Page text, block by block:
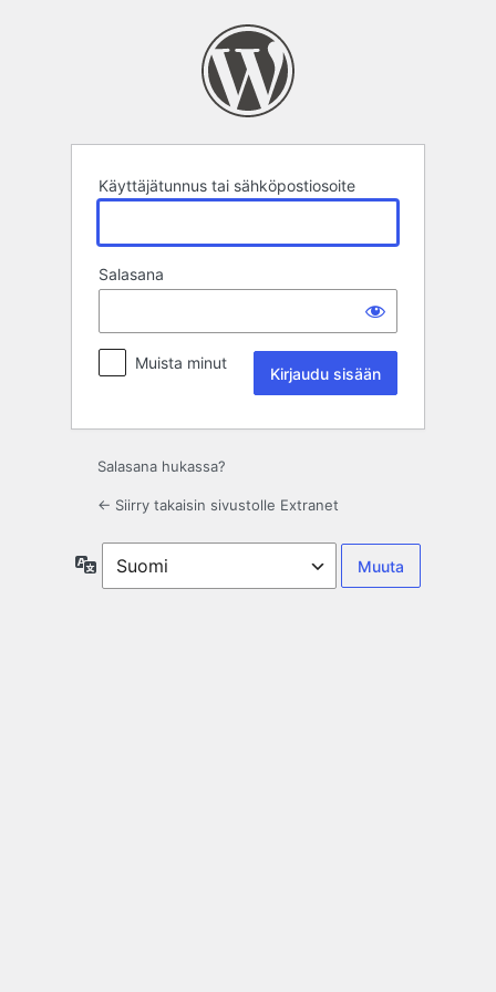
Käyttäjätunnus tai sähköpostiosoite
Salasana
Muista minut
Salasana hukassa?
← Siirry takaisin sivustolle Extranet
Kieli